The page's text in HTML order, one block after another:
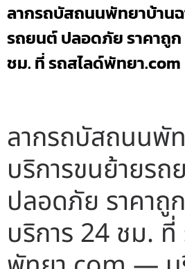
ลากรถบัสถนนพัทยาบ้าน
รถยนต์ ปลอดภัย ราคาถูก
ชม. ที่ รถสไลด์พัทยา.com
ลากรถบัสถนนพั
บริการขนย้ายร
ปลอดภัย ราคาถู
บริการ 24 ชม. ที่